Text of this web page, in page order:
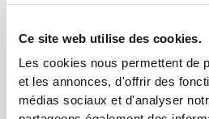
Ce site web utilise des cookies.
Les cookies nous permettent de
et les annonces, d'offrir des
médias sociaux et d'analyser
Short Taille Mi-Haute
€29.99
Soutien-gorge Sport
Athleisure Aero